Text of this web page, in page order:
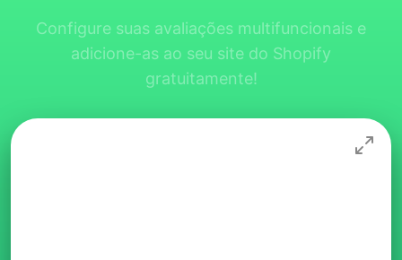
Configure suas avaliações multifuncionais e
adicione-as ao seu site do Shopify
gratuitamente!